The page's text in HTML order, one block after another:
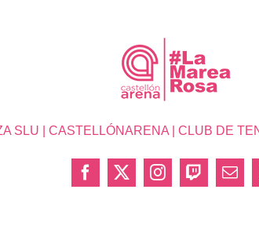
| CASTELLÓNARENA | CLUB DE
Facebook
X InstagramTwitch